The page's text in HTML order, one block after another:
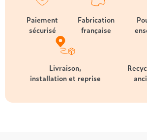
Paiement
sécurisé
Fabrication
française
Livraison,
installation et reprise